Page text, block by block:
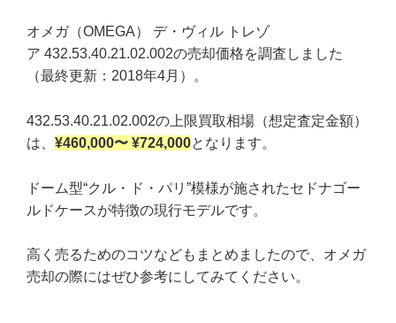
オメガ（OMEGA） デ・ヴィル トレゾ
ア 432.53.40.21.02.002の売却価格を調査しました
（最終更新：2018年4月）。
432.53.40.21.02.002の上限買取相場（想定査定金額）
は、 ¥460,000〜 ¥724,000となります。
ドーム型“クル・ド・パリ”模様が施されたセドナゴー
ルドケースが特徴の現行モデルです。
高く売るためのコツなどもまとめましたので、オメガ
売却の際にはぜひ参考にしてみてください。